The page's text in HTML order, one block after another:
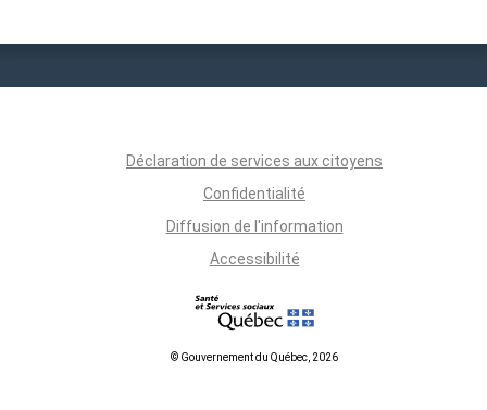
Déclaration de services aux citoyens
Confidentialité
Diffusion de l'information
Accessibilité
© Gouvernement du Québec, 2026